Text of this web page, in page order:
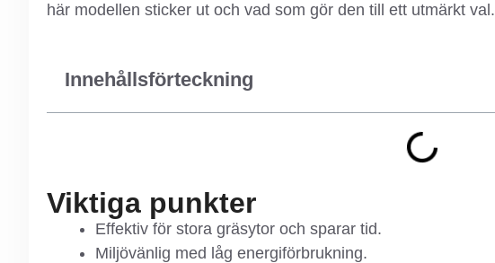
här modellen sticker ut och vad som gör den till ett utmärkt val.
Innehållsförteckning
Viktiga punkter
Effektiv för stora gräsytor och sparar tid.
Miljövänlig med låg energiförbrukning.